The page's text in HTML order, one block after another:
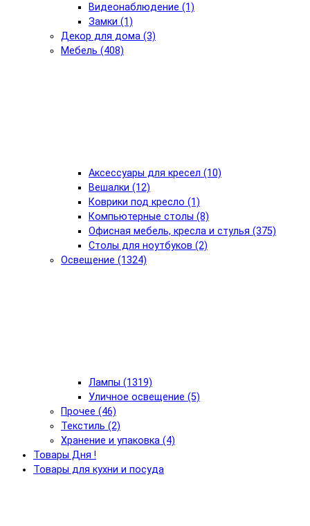
Видеонаблюдение (1)
Замки (1)
Декор для дома (3)
Мебель (408)
Аксессуары для кресел (10)
Вешалки (12)
Коврики под кресло (1)
Компьютерные столы (8)
Офисная мебель, кресла и стулья (375)
Столы для ноутбуков (2)
Освещение (1324)
Лампы (1319)
Уличное освещение (5)
Прочее (46)
Текстиль (2)
Хранение и упаковка (4)
Товары Дня !
Товары для кухни и посуда